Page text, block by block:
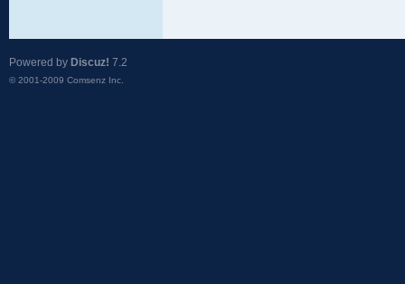
Powered by Discuz! 7.2
© 2001-2009 Comsenz Inc.